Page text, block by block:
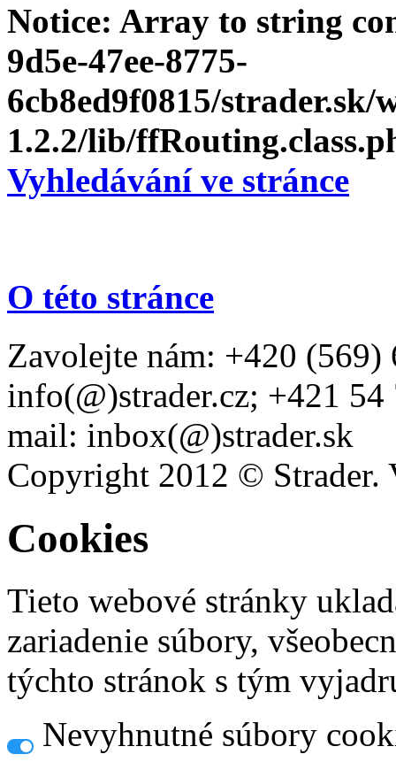
Notice: Array to string
9d5e-47ee-8775-
6cb8ed9f0815/
1.2.2/lib/
Vyhledávání ve stránce
O této stránce
Zavolejte nám: +420 (569)
info(@)strader.cz; +421
mail: inbox(@)strader.sk
Copyright 2012 © Strader.
Cookies
Tieto webové stránky
zariadenie súbory,
týchto stránok s tým
Nevyhnutné súbory